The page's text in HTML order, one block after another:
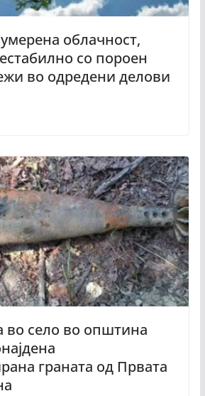
облачност,
со пороен
во одредени делови
во село во општина
граната од Првата